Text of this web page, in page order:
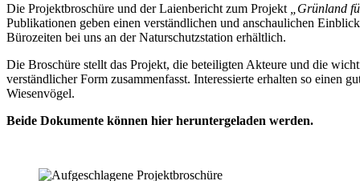
Die Projektbroschüre und der Laienbericht zum Projekt
„Grünland
Publikationen geben einen verständlichen und anschaulichen
Bürozeiten bei uns an der Naturschutzstation erhältlich.
Die Broschüre stellt das Projekt, die beteiligten Akteure und die
verständlicher Form zusammenfasst. Interessierte erhalten so einen
Wiesenvögel.
Beide Dokumente können hier heruntergeladen werden.